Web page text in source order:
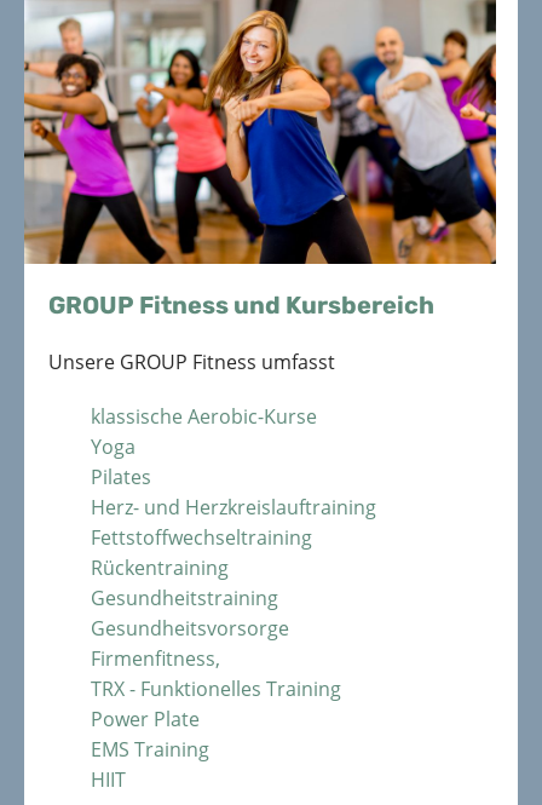
GROUP Fitness und Kursbereich
Unsere GROUP Fitness umfasst
klassische Aerobic-Kurse
Yoga
Pilates
Herz- und Herzkreis­lauftraining
Fettstoff­wechsel­training
Rücken­training
Gesundheits­training
Gesundheits­vorsorge
Firmen­fitness,
TRX - Funktionelles Training
Power Plate
EMS Training
HIIT